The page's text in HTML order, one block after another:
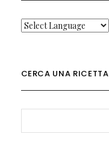
CERCA UNA RICETTA